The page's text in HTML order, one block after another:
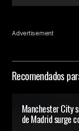
Advertisement
Recomendados
Manchester City
de Madrid surge